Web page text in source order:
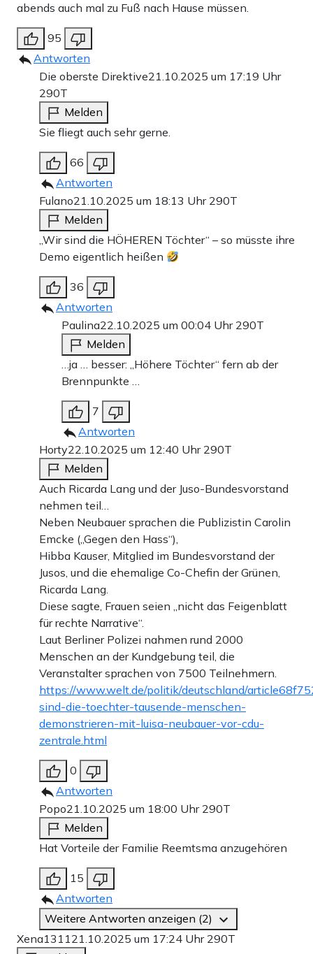
abends auch mal zu Fuß nach Hause müssen.
95
Antworten
Die oberste Direktive21.10.2025 um 17:19 Uhr
290T
Melden
Sie fliegt auch sehr gerne.
66
Antworten
Fulano21.10.2025 um 18:13 Uhr 290T
Melden
„Wir sind die HÖHEREN Töchter“ – so müsste ihre
Demo eigentlich heißen
36
Antworten
Paulina22.10.2025 um 00:04 Uhr 290T
Melden
…ja … besser: „Höhere Töchter“ fern ab der
Brennpunkte …
7
Antworten
Horty22.10.2025 um 12:40 Uhr 290T
Melden
Auch Ricarda Lang und der Juso-Bundesvorstand
nehmen teil…
Neben Neubauer sprachen die Publizistin Carolin
Emcke („Gegen den Hass“),
Hibba Kauser, Mitglied im Bundesvorstand der
Jusos, und die ehemalige Co-Chefin der Grünen,
Ricarda Lang.
Diese sagte, Frauen seien „nicht das Feigenblatt
für rechte Narrative“.
Laut Berliner Polizei nahmen rund 2000
Menschen an der Kundgebung teil, die
Veranstalter sprachen von 7500 Teilnehmern.
https://www.welt.de/politik/deutschland/
sind-die-toechter-tausende-menschen-
demonstrieren-mit-luisa-neubauer-vor-cdu-
zentrale.html
0
Antworten
Popo21.10.2025 um 18:00 Uhr 290T
Melden
Hat Vorteile der Familie Reemtsma anzugehören
15
Antworten
Weitere Antworten anzeigen (2)
Xena131121.10.2025 um 17:24 Uhr 290T